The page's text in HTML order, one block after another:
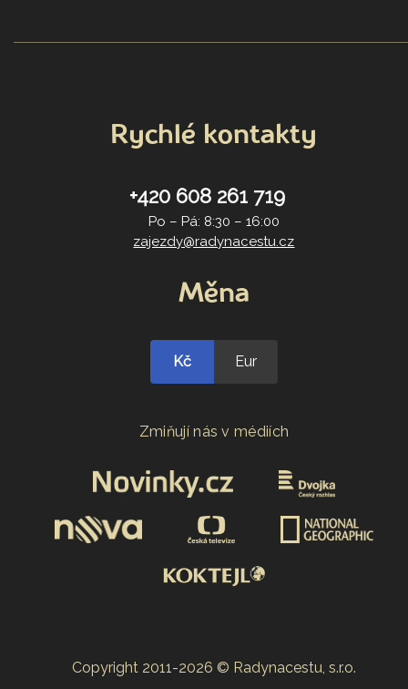
Rychlé kontakty
+420 608 261 719
Po – Pá: 8:30 – 16:00
zajezdy@radynacestu.cz
Měna
Kč Eur
Zmiňují nás v médiích
Copyright 2011-2026 © Radynacestu, s.r.o.